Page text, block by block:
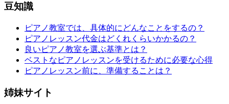
豆知識
ピアノ教室では、具体的にどんなことをするの？
ピアノレッスン代金はどくれくらいかかるの？
良いピアノ教室を選ぶ基準とは？
ベストなピアノレッスンを受けるために必要な心得
ピアノレッスン前に、準備することは？
姉妹サイト